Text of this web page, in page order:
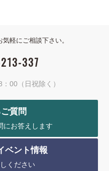
軽にご相談下さい。
337
00（日祝除く）
質問
にお答えします
ベント情報
ください